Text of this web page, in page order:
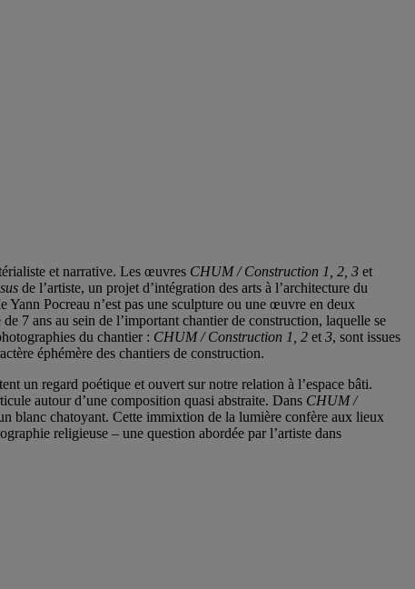
et narrative. Les œuvres CHUM / Construction 1, 2, 3 et
de l’artiste, un projet d’intégration des arts à l’architecture du
Yann Pocreau n’est pas une sculpture ou une œuvre en deux
7 ans au sein de l’important chantier de construction, laquelle se
du chantier : CHUM / Construction 1, 2 et3, sont issues
éphémère des chantiers de construction.
un regard poétique et ouvert sur notre relation à l’espace bâti.
autour d’une composition quasi abstraite. Dans CHUM /
blanc chatoyant. Cette immixtion de la lumière confère aux lieux
religieuse – une question abordée par l’artiste dans